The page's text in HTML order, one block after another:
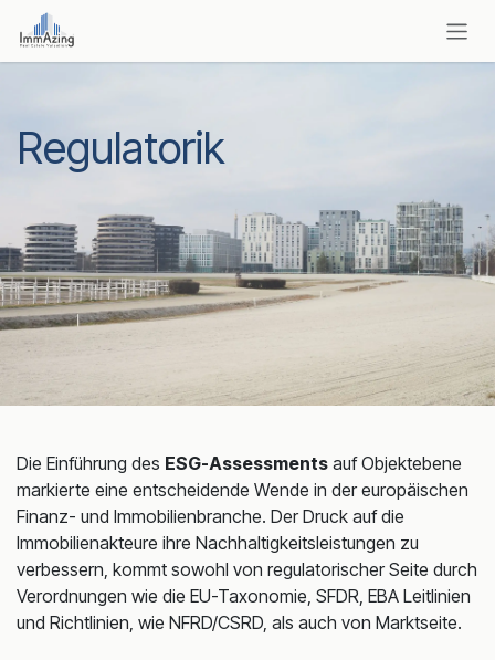
Zum Inhalt springen
Regulatorik
Die Einführung des ESG-Assessments auf Objektebene
markierte eine entscheidende Wende in der europäischen
Finanz- und Immobilienbranche. Der Druck auf die
Immobilienakteure ihre Nachhaltigkeitsleistungen zu
verbessern, kommt sowohl von regulatorischer Seite durch
Verordnungen wie die EU-Taxonomie, SFDR, EBA Leitlinien
und Richtlinien, wie NFRD/CSRD, als auch von Marktseite.